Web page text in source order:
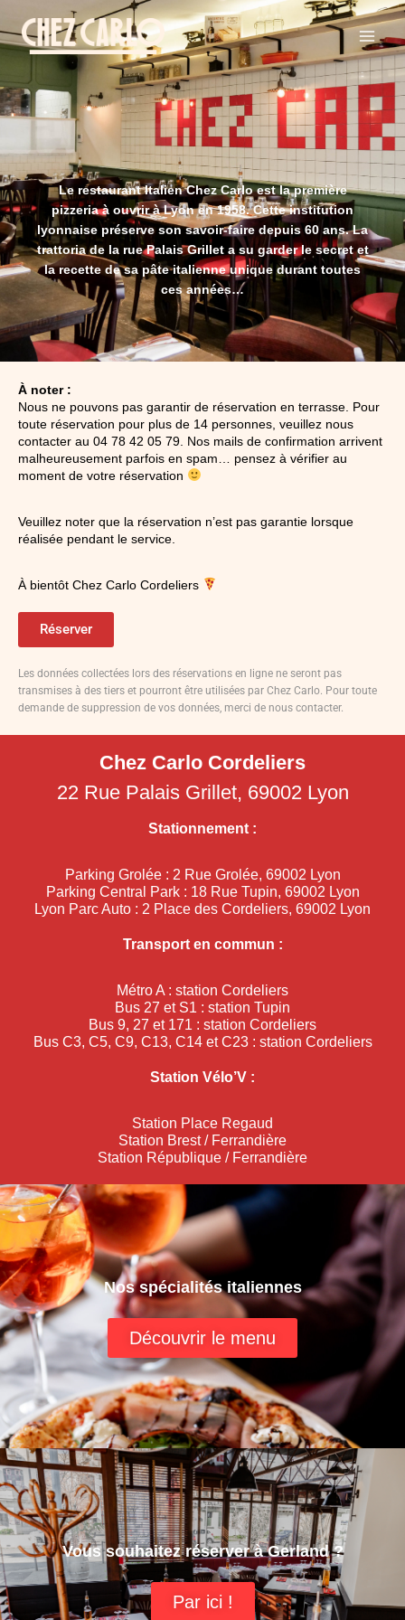
Le restaurant Italien Chez Carlo est la première
pizzeria à ouvrir à Lyon en 1958. Cette institution
lyonnaise préserve son savoir-faire depuis 60 ans. La
trattoria de la rue Palais Grillet a su garder le secret et
la recette de sa pâte italienne unique durant toutes
ces années…
À noter :
Nous ne pouvons pas garantir de réservation en terrasse. Pour
toute réservation pour plus de 14 personnes, veuillez nous
contacter au 04 78 42 05 79. Nos mails de confirmation arrivent
malheureusement parfois en spam… pensez à vérifier au
moment de votre réservation
Veuillez noter que la réservation n’est pas garantie lorsque
réalisée pendant le service.
À bientôt Chez Carlo Cordeliers
Réserver
Les données collectées lors des réservations en ligne ne seront pas
transmises à des tiers et pourront être utilisées par Chez Carlo. Pour toute
demande de suppression de vos données, merci de nous contacter.
Chez Carlo Cordeliers
22 Rue Palais Grillet, 69002 Lyon
Stationnement :
Parking Grolée : 2 Rue Grolée, 69002 Lyon
Parking Central Park : 18 Rue Tupin, 69002 Lyon
Lyon Parc Auto : 2 Place des Cordeliers, 69002 Lyon
Transport en commun :
Métro A : station Cordeliers
Bus 27 et S1 : station Tupin
Bus 9, 27 et 171 : station Cordeliers
Bus C3, C5, C9, C13, C14 et C23 : station Cordeliers
Station Vélo’V :
Station Place Regaud
Station Brest / Ferrandière
Station République / Ferrandière
Nos spécialités italiennes
Découvrir le menu
Vous souhaitez réserver à Gerland ?
Par ici !